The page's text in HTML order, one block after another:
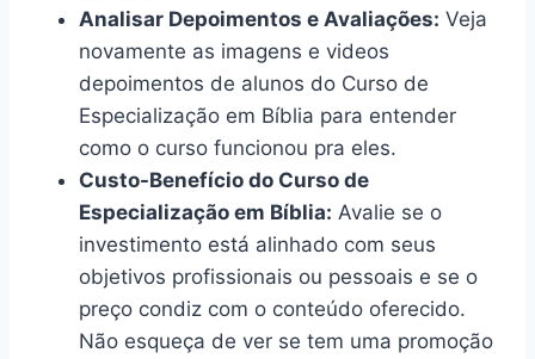
Analisar Depoimentos e Avaliações: Veja
novamente as imagens e videos
depoimentos de alunos do Curso de
Especialização em Bíblia para entender
como o curso funcionou pra eles.
Custo-Benefício do Curso de
Especialização em Bíblia: Avalie se o
investimento está alinhado com seus
objetivos profissionais ou pessoais e se o
preço condiz com o conteúdo oferecido.
Não esqueça de ver se tem uma promoção